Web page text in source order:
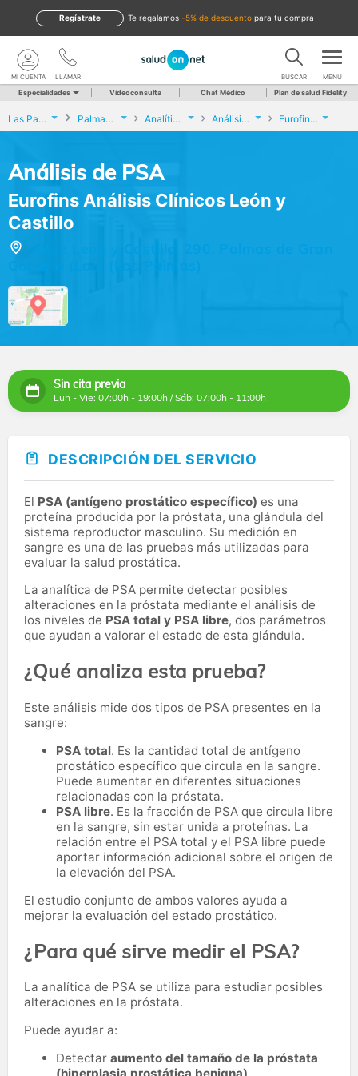
te regalamos -5% de descuento para tu compra
Regístrate
LLAMAR
MI CUENTA BUSCAR MENU
Especialidades Videoconsulta Chat Médico Plan de salud Fidelity
Las Palmas Palmas de Gran Canaria (Las) Analíticas y Genética Análisis de PSA Eurofins Análisis Clínicos León y Castillo
Análisis de PSA
Eurofins Análisis Clínicos León y
Castillo
Sin cita previa
Lun - Vie: 07:00h - 19:00h / Sáb: 07:00h - 11:00h
DESCRIPCIÓN DEL SERVICIO
El PSA (antígeno prostático específico) es una
proteína producida por la próstata, una glándula del
sistema reproductor masculino. Su medición en
sangre es una de las pruebas más utilizadas para
evaluar la salud prostática.
La analítica de PSA permite detectar posibles
alteraciones en la próstata mediante el análisis de
los niveles de PSA total y PSA libre, dos parámetros
que ayudan a valorar el estado de esta glándula.
¿Qué analiza esta prueba?
Este análisis mide dos tipos de PSA presentes en la
sangre:
PSA total. Es la cantidad total de antígeno
prostático específico que circula en la sangre.
Puede aumentar en diferentes situaciones
relacionadas con la próstata.
PSA libre. Es la fracción de PSA que circula libre
en la sangre, sin estar unida a proteínas. La
relación entre el PSA total y el PSA libre puede
aportar información adicional sobre el origen de
la elevación del PSA.
El estudio conjunto de ambos valores ayuda a
mejorar la evaluación del estado prostático.
¿Para qué sirve medir el PSA?
La analítica de PSA se utiliza para estudiar posibles
alteraciones en la próstata.
Puede ayudar a:
Detectar aumento del tamaño de la próstata
(hiperplasia prostática benigna)